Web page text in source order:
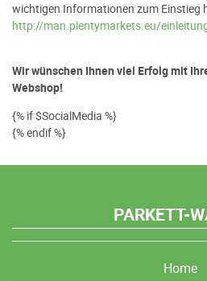
wichtigen Informationen zum Einstieg
http://man.plentymarkets.eu/
Wir wünschen Ihnen viel Erfolg mit
Webshop!
{% if $SocialMedia %}
{% endif %}
PARKETT-
Home